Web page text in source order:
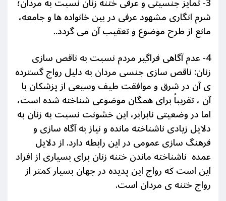
شرم انگاری مشهود عرفی در بین خانواده ها و جامعه،
مانع از طرح موضوع و تعقیب آن می گردد..
4- عدم آگاهی فراگیر مردم نسبت به ناقص سازی
زنان: ناقص سازی جنسی مردان به دلیل رواج گسترده
ی آن در شرق و موافقت طیف وسیعی از پزشکان با
آن ، تقریباً برای همگان موضوعی شناخته شده است،
اما در وضعیتی نابرابر، این خشونت نسبت به زنان به
دلایل زیادی ناشناخته مانده و نیاز به آگاه سازی و
فرهنگ سازی عمومی در این رابطه دارد. از دلایل
عمده ناشناخته ماندن ختنه زنان برای بسیاری از افراد
این است که رواج این پدیده در جهان بسیار کمتر از
رواج ختنه ی مردان است.